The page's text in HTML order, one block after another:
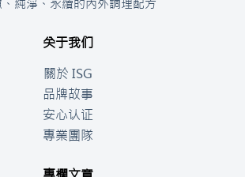
、純淨、永續的內外調理配方
关于我们
關於 ISG
品牌故事
安心认证
專業團隊